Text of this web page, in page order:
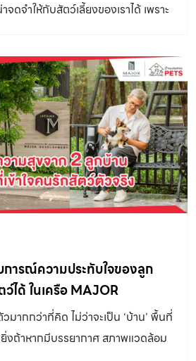
จำให้กับสัตว์เลี้ยงของเราได้­ เพราะ
ยากให้สัญญาว่า เราจะดูแลพวกเขาให้
หลาย ๆ คน การนิยามของคำว่า
มายถึงเฉพาะตัว “บุคคล” อีกต่อไป แต่
ลี้ยง” ที่เข้ามาเติมเต็มคำว่า
ในยุคสมัยใหม่ กระแสการเลี้ยงสัตว์
รัวได้กลายเป็นเรื่องปกติไปแล้ว โดย
ที่หลายคนเลือกใช้ชีวิตอยู่ในสถานะ
ยข้อจำกัดเรื่องพื้นที่ในเมือง การเลือก
ช่นกัน ปัจจัยเรื่องพฤติกรรมของคน
ที่ผู้พัฒนาอสังหาริมทรัพย์ให้ความ
ย์สำหรับการพัฒนาที่อยู่อาศัยให้ตรง
ที่กำลังมองหาที่พักอาศัย ในช่วงที่
มทรัพย์ได้ให้ความสำคัญเรื่องการ
ห้เป็นมิตรกับสัตว์เลี้ยง หรือ Pets
การณ์ความประทับใจของลูก
ได้ ในเครือ MAJOR
มากกว่าที่คิด ไม่ว่าจะเป็น ‘บ้าน’ พื้นที่
งถ้าหากมีบรรยากาศ สภาพแวดล้อม